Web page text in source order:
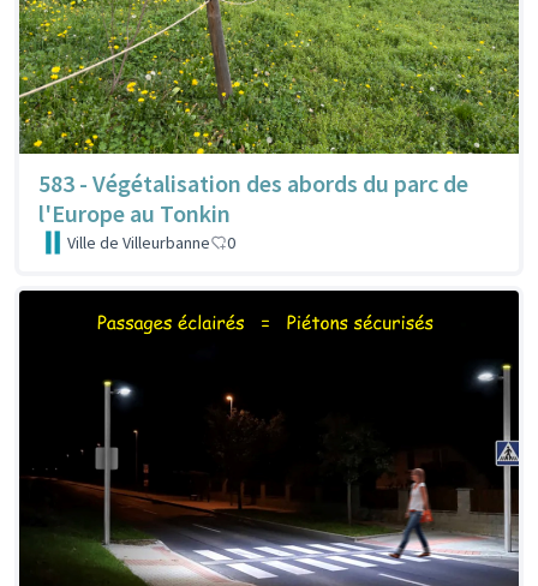
583 - Végétalisation des abords du parc de
l'Europe au Tonkin
Ville de Villeurbanne 0